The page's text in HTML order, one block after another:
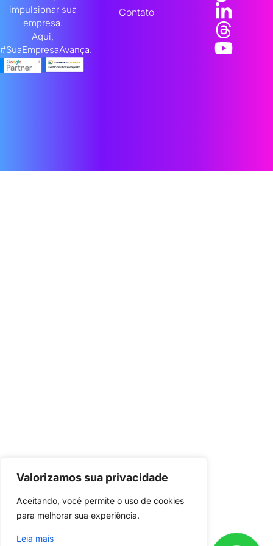
Valorizamos sua privacidade
Aceitando, você permite o uso de cookies
para melhorar sua experiência.
Leia mais
impulsionar sua
empresa.
Aqui,
#SuaEmpresaAvança.
Contato
cliente?
Baixe o aplicativo em seu celular e